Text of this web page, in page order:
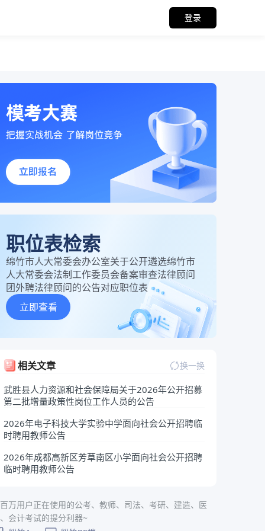
登录
职位表检索
绵竹市人大常委会办公室关于公开遴选绵竹市
人大常委会法制工作委员会备案审查法律顾问
团外聘法律顾问的公告对应职位表
立即查看
相关文章 换一换
武胜县人力资源和社会保障局关于2026年公开招募
第二批增量政策性岗位工作人员的公告
2026年电子科技大学实验中学面向社会公开招聘临
时聘用教师公告
2026年成都高新区芳草南区小学面向社会公开招聘
临时聘用教师公告
万用户正在使用的公考、教师、司法、考研、建造、医
会计考试的提分利器~